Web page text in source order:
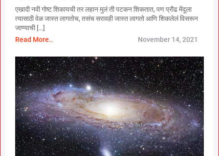
एखादी नवी गोष्ट शिकायची तर लहान मुलं ती पटकन शिकतात, पण प्रौढ मेंदूला
त्यासाठी वेळ जास्त लागतोच, तसंच सरावही जास्त लागतो आणि शिकलेलं विसरून
जाण्याची […]
Read More..
November 14, 2021